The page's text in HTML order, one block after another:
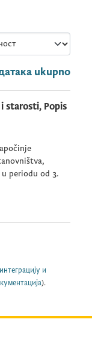
ukupno
starosti, Popis
periodu od 3.
и
).